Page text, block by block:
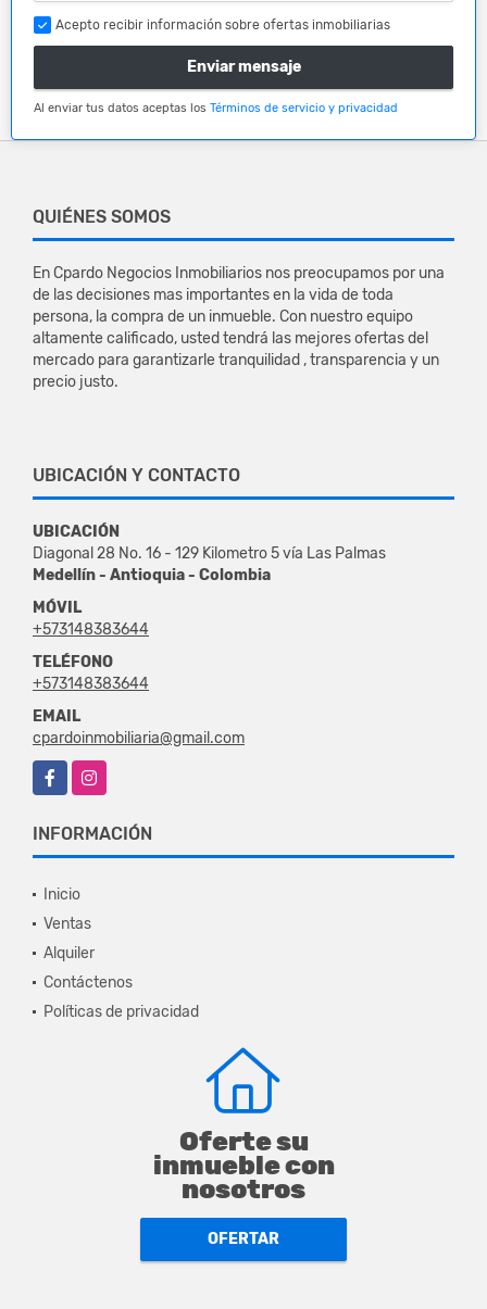
Acepto recibir información sobre ofertas inmobiliarias
Enviar mensaje
Al enviar tus datos aceptas los Términos de servicio y privacidad
QUIÉNES SOMOS
En Cpardo Negocios Inmobiliarios nos preocupamos por una
de las decisiones mas importantes en la vida de toda
persona, la compra de un inmueble. Con nuestro equipo
altamente calificado, usted tendrá las mejores ofertas del
mercado para garantizarle tranquilidad , transparencia y un
precio justo.
UBICACIÓN Y CONTACTO
UBICACIÓN
Diagonal 28 No. 16 - 129 Kilometro 5 vía Las Palmas
Medellín - Antioquia - Colombia
MÓVIL
+573148383644
TELÉFONO
+573148383644
EMAIL
cpardoinmobiliaria@gmail.com
FacebookInstagram
INFORMACIÓN
Inicio
Ventas
Alquiler
Contáctenos
Políticas de privacidad
Oferte su
inmueble con
nosotros
OFERTAR